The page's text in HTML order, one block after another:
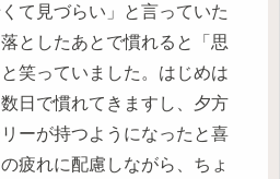
て見づらい」と言っていた
としたあとで慣れると「思
笑っていました。はじめは
日で慣れてきますし、夕方
ーが持つようになったと喜
疲れに配慮しながら、ちょ